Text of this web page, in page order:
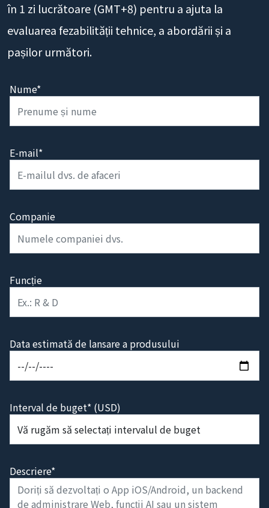
proiectului, bugetul și calendarul. Vom răspunde
în 1 zi lucrătoare (GMT+8) pentru a ajuta la
evaluarea fezabilității tehnice, a abordării și a
Nume*
E-mail*
Companie
Funcție
Data estimată de lansare a produsului
Interval de buget* (USD)
Descriere*